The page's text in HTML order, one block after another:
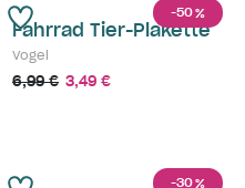
-50%
Fahrrad Tier-Plakette
Vogel
6,99 € 3,49 €
-30%